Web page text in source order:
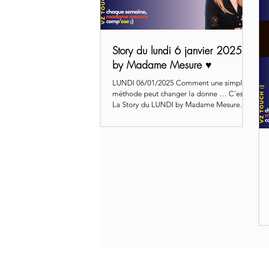
Story du lundi 6 janvier 2025
by Madame Mesure ♥️
LUNDI 06/01/2025 Comment une simple
méthode peut changer la donne … C'est ...
La Story du LUNDI by Madame Mesure